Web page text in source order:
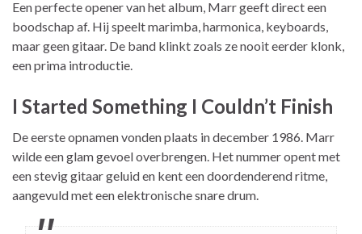
Een perfecte opener van het album, Marr geeft direct een
boodschap af. Hij speelt marimba, harmonica, keyboards,
maar geen gitaar. De band klinkt zoals ze nooit eerder klonk,
een prima introductie.
I Started Something I Couldn’t Finish
De eerste opnamen vonden plaats in december 1986. Marr
wilde een glam gevoel overbrengen. Het nummer opent met
een stevig gitaar geluid en kent een doordenderend ritme,
aangevuld met een elektronische snare drum.